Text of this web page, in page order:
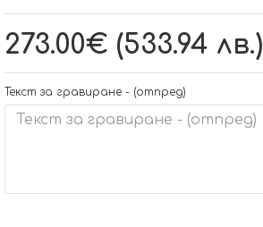
273.00€ (533.94 лв.)
Текст за гравиране - (отпред)